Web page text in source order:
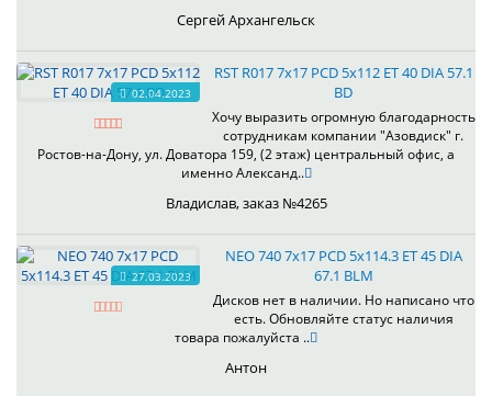
Сергей Архангельск
02.04.2023
RST R017 7x17 PCD 5x112 ET 40 DIA 57.1
BD
Хочу выразить огромную благодарность
сотрудникам компании "Азовдиск" г.
Ростов-на-Дону, ул. Доватора 159, (2 этаж) центральный офис, а
именно Александ..
Владислав, заказ №4265
27.03.2023
NEO 740 7x17 PCD 5x114.3 ET 45 DIA
67.1 BLM
Дисков нет в наличии. Но написано что
есть. Обновляйте статус наличия
товара пожалуйста ..
Антон